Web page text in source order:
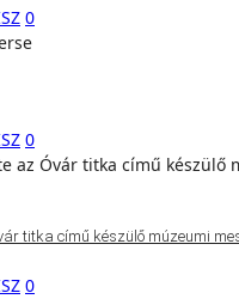
0
0
titka című készülő múzeumi
0